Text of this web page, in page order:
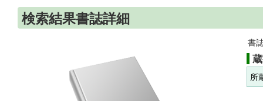
検索結果書誌詳細
書
所